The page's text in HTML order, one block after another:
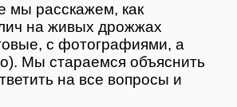
мы расскажем, как
на живых дрожжах
с фотографиями, а
Мы стараемся объяснить
на все вопросы и